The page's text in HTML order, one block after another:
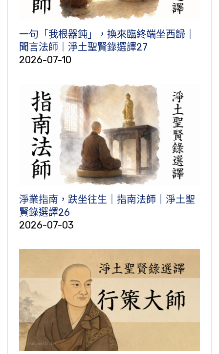
一句「我根器鈍」，換來臨終端坐西歸｜
聞言法師｜淨土聖賢錄選譯27
2026-07-10
淨業指南，趺坐往生｜指南法師｜淨土聖
賢錄選譯26
2026-07-03